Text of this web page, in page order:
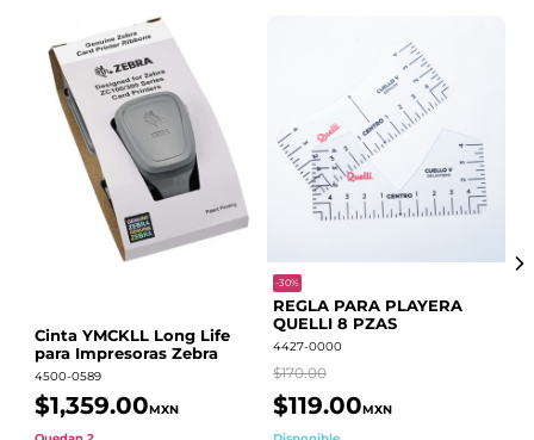
Cinta YMCKLL Long Life
para Impresoras Zebra
4500-0589
$1,359.00MXN
-30%
REGLA PARA PLAYERA
QUELLI 8 PZAS
4427-0000
$170.00
$119.00MXN